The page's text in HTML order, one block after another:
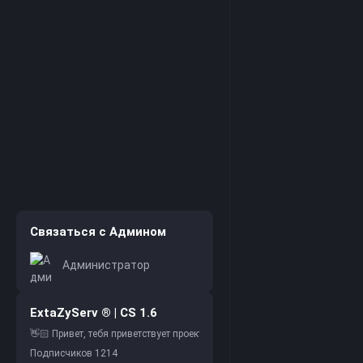
Связаться с Админом
Администратор
ExtaZyServ ® | CS 1.6
Подписчиков 1214